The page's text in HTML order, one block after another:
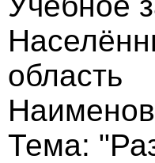
область
Тема: